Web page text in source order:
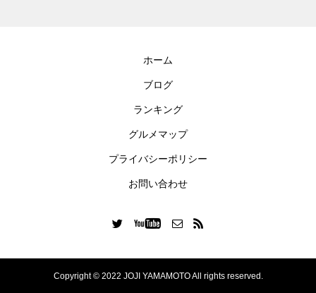
ホーム
ブログ
ランキング
グルメマップ
プライバシーポリシー
お問い合わせ
Copyright © 2022 JOJI YAMAMOTO All rights reserved.